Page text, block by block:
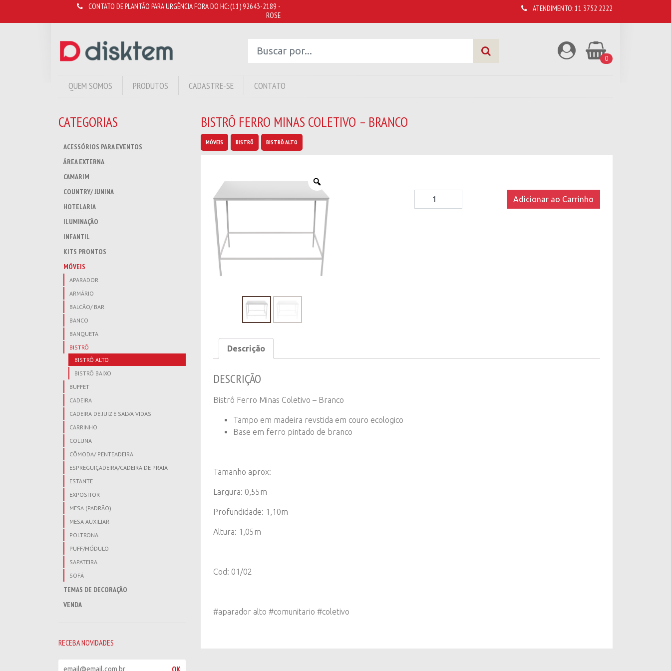
CONTATO DE PLANTÃO PARA URGÊNCIA FORA DO HC:(11) 92643-2189 -
ROSE
ATENDIMENTO:11 3752 2222
0
QUEM SOMOS PRODUTOS CADASTRE-SE CONTATO
CATEGORIAS
ACESSÓRIOS PARA EVENTOS
ÁREA EXTERNA
CAMARIM
COUNTRY/ JUNINA
HOTELARIA
ILUMINAÇÃO
INFANTIL
KITS PRONTOS
MÓVEIS
APARADOR
ARMÁRIO
BALCÃO/ BAR
BANCO
BANQUETA
BISTRÔ
BISTRÔ ALTO
BISTRÔ BAIXO
BUFFET
CADEIRA
CADEIRA DE JUIZ E SALVA VIDAS
CARRINHO
COLUNA
CÔMODA/ PENTEADEIRA
ESPREGUIÇADEIRA/CADEIRA DE PRAIA
ESTANTE
EXPOSITOR
MESA (PADRÃO)
MESA AUXILIAR
POLTRONA
PUFF/MÓDULO
SAPATEIRA
SOFÁ
TEMAS DE DECORAÇÃO
VENDA
RECEBA NOVIDADES
OK
BISTRÔ FERRO MINAS COLETIVO – BRANCO
MÓVEIS BISTRÔ BISTRÔ ALTO
Bistrô
Ferro
Adicionar ao Carrinho
Descrição
DESCRIÇÃO
Bistrô Ferro Minas Coletivo – Branco
Tampo em madeira revstida em couro ecologico
Base em ferro pintado de branco
Tamanho aprox:
Largura: 0,55m
Profundidade: 1,10m
Altura: 1,05m
Cod: 01/02
#aparador alto #comunitario #coletivo